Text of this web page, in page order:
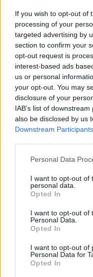
If you wish to opt-out of
processing of your
targeted advertising by
section to confirm your
opt-out request is
interest-based ads
us or personal
your opt-out. You may
disclosure of your
IAB’s list of
also be disclosed by us
Downstream Participants
Personal Data
I want to opt-out of
personal data.
Opted In
I want to opt-out of
Personal Data.
Opted In
I want to opt-out of
Personal Data for
Opted In